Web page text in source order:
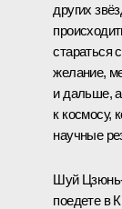
других
стараться
желание,
и дальше,
к космосу,
научные
Шуй
поедете в